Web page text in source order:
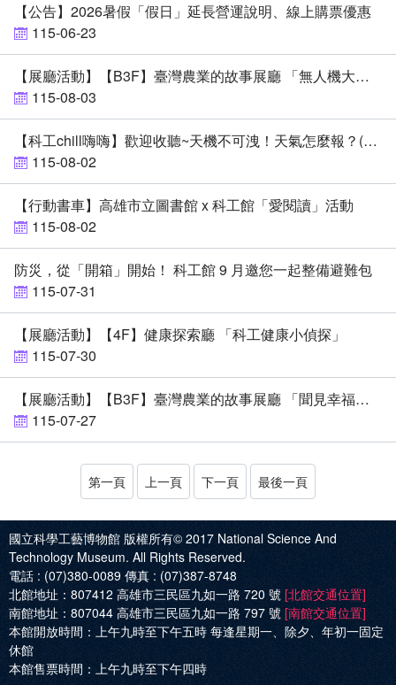
【公告】2026暑假「假日」延長營運說明、線上購票優惠
115-06-23
【展廳活動】【B3F】臺灣農業的故事展廳 「無人機大解密-自組無人機與農業科技應用」
115-08-03
【科工chill嗨嗨】歡迎收聽~天機不可洩！天氣怎麼報？(7/31上架)
115-08-02
【行動書車】高雄市立圖書館 x 科工館「愛閱讀」活動
115-08-02
防災，從「開箱」開始！ 科工館 9 月邀您一起整備避難包
115-07-31
【展廳活動】【4F】健康探索廳 「科工健康小偵探」
115-07-30
【展廳活動】【B3F】臺灣農業的故事展廳 「聞見幸福：親子香氛 × 桌遊體驗」
115-07-27
第一頁 上一頁 下一頁 最後一頁
國立科學工藝博物館 版權所有© 2017 National Science And
Technology Museum. All Rights Reserved.
電話 : (07)380-0089 傳真 : (07)387-8748
北館地址： 807412 高雄市三民區九如一路 720 號 [北館交通位置]
南館地址： 807044 高雄市三民區九如一路 797 號 [南館交通位置]
本館開放時間： 上午九時至下午五時 每逢星期一、除夕、年初一固定
休館
本館售票時間： 上午九時至下午四時